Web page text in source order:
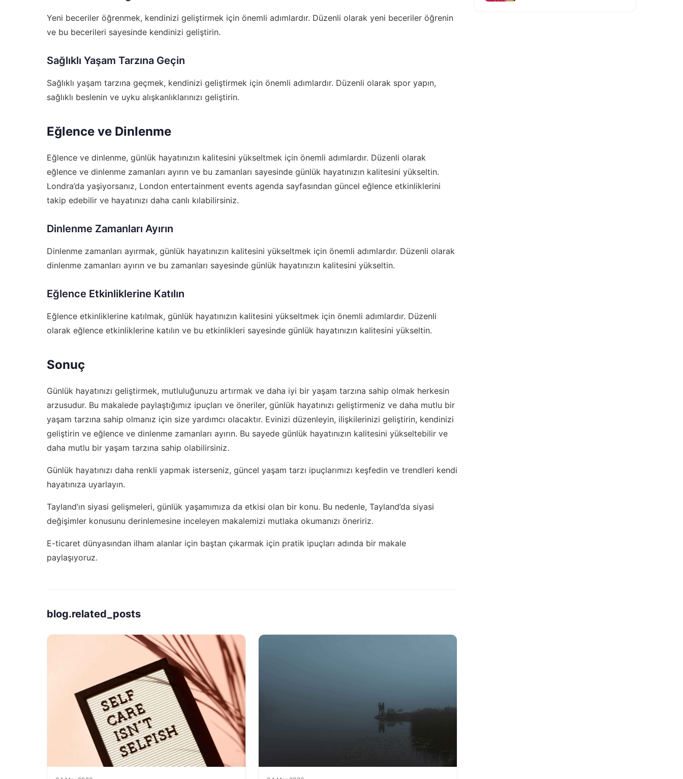
Yeni beceriler öğrenmek, kendinizi geliştirmek için önemli adımlardır. Düzenli olarak yeni beceriler öğrenin
ve bu becerileri sayesinde kendinizi geliştirin.
Sağlıklı Yaşam Tarzına Geçin
Sağlıklı yaşam tarzına geçmek, kendinizi geliştirmek için önemli adımlardır. Düzenli olarak spor yapın,
sağlıklı beslenin ve uyku alışkanlıklarınızı geliştirin.
Eğlence ve Dinlenme
Eğlence ve dinlenme, günlük hayatınızın kalitesini yükseltmek için önemli adımlardır. Düzenli olarak
eğlence ve dinlenme zamanları ayırın ve bu zamanları sayesinde günlük hayatınızın kalitesini yükseltin.
Londra’da yaşiyorsanız, London entertainment events agenda sayfasından güncel eğlence etkinliklerini
takip edebilir ve hayatınızı daha canlı kılabilirsiniz.
Dinlenme Zamanları Ayırın
Dinlenme zamanları ayırmak, günlük hayatınızın kalitesini yükseltmek için önemli adımlardır. Düzenli olarak
dinlenme zamanları ayırın ve bu zamanları sayesinde günlük hayatınızın kalitesini yükseltin.
Eğlence Etkinliklerine Katılın
Eğlence etkinliklerine katılmak, günlük hayatınızın kalitesini yükseltmek için önemli adımlardır. Düzenli
olarak eğlence etkinliklerine katılın ve bu etkinlikleri sayesinde günlük hayatınızın kalitesini yükseltin.
Sonuç
Günlük hayatınızı geliştirmek, mutluluğunuzu artırmak ve daha iyi bir yaşam tarzına sahip olmak herkesin
arzusudur. Bu makalede paylaştığımız ipuçları ve öneriler, günlük hayatınızı geliştirmeniz ve daha mutlu bir
yaşam tarzına sahip olmanız için size yardımcı olacaktır. Evinizi düzenleyin, ilişkilerinizi geliştirin, kendinizi
geliştirin ve eğlence ve dinlenme zamanları ayırın. Bu sayede günlük hayatınızın kalitesini yükseltebilir ve
daha mutlu bir yaşam tarzına sahip olabilirsiniz.
Günlük hayatınızı daha renkli yapmak isterseniz, güncel yaşam tarzı ipuçlarımızı keşfedin ve trendleri kendi
hayatınıza uyarlayın.
Tayland’ın siyasi gelişmeleri, günlük yaşamımıza da etkisi olan bir konu. Bu nedenle, Tayland’da siyasi
değişimler konusunu derinlemesine inceleyen makalemizi mutlaka okumanızı öneririz.
E-ticaret dünyasından ilham alanlar için baştan çıkarmak için pratik ipuçları adında bir makale
paylaşıyoruz.
blog.related_posts